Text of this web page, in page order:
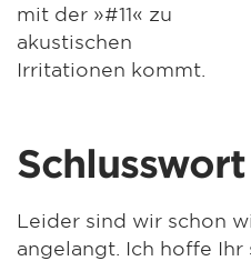
mit der »#11« zu
akustischen
Irritationen kommt.
Schlusswort
Leider sind wir schon
angelangt. Ich hoffe Ihr